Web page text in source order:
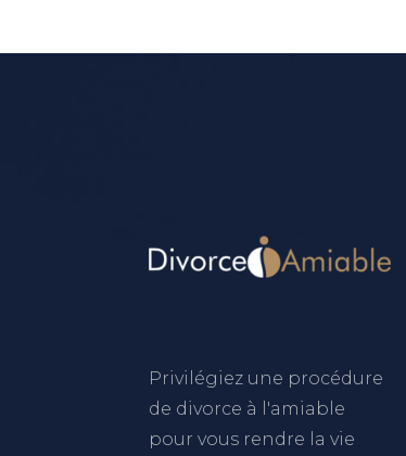
Privilégiez une procédure
de divorce à l'amiable
pour vous rendre la vie